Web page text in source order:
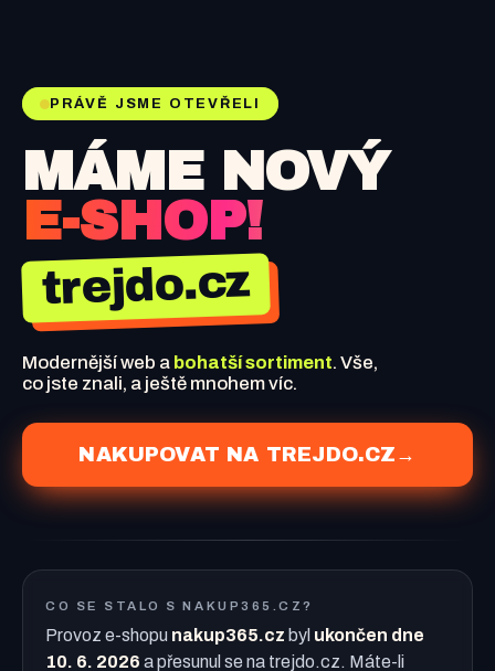
PRÁVĚ JSME OTEVŘELI
MÁME NOVÝ
E-SHOP!
trejdo.cz
Modernější web a bohatší sortiment. Vše,
co jste znali, a ještě mnohem víc.
NAKUPOVAT NA TREJDO.CZ →
CO SE STALO S NAKUP365.CZ?
Provoz e-shopu nakup365.cz byl ukončen dne
10. 6. 2026 a přesunul se na trejdo.cz. Máte-li